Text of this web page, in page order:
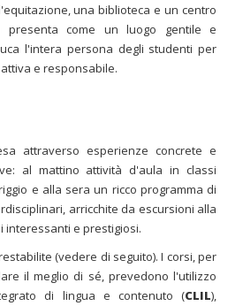
una biblioteca e un centro
presenta come un luogo gentile e
l'intera persona degli studenti per
e responsabile.
attraverso esperienze concrete e
al mattino attività d'aula in classi
e alla sera un ricco programma di
arricchite da escursioni alla
interessanti e prestigiosi.
(vedere di seguito). I corsi, per
il meglio di sé, prevedono l'utilizzo
di lingua e contenuto (CLIL),